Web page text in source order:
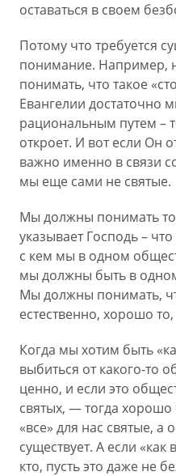
оставаться в своем
Потому что требуется
понимание. Например,
понимать, что такое
Евангелии достаточно
рациональным путем –
откроет. И вот если Он
важно именно в связи
мы еще сами не святые.
Мы должны понимать
указывает Господь –
с кем мы в одном
мы должны быть в
Мы должны понимать,
естественно, хорошо
Когда мы хотим быть
выбиться от какого-то
ценно, и если это
святых, — тогда хорошо
«все» для нас святые, а
существует. А если «как
кто, пусть это даже не